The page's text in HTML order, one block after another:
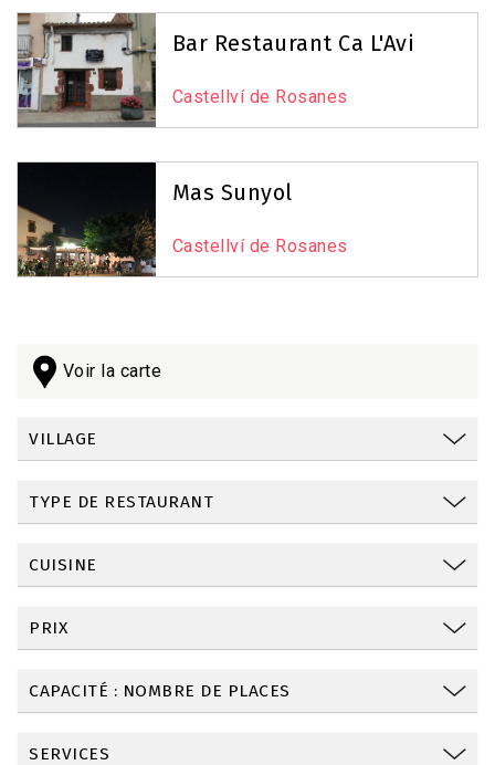
+
−
Reset Map
contributors
Bar Restaurant Ca L'Avi
Castellví de Rosanes
Mas Sunyol
Castellví de Rosanes
Voir la carte
VILLAGE
TYPE DE RESTAURANT
CUISINE
PRIX
CAPACITÉ : NOMBRE DE PLACES
SERVICES